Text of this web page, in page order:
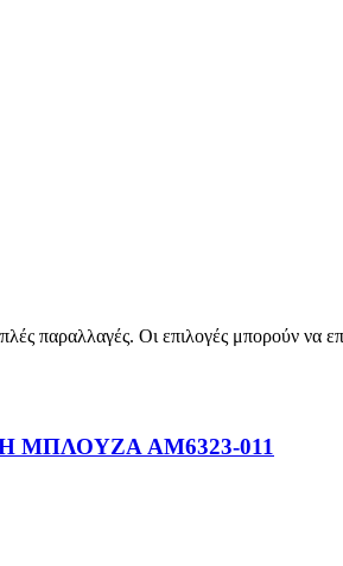
παραλλαγές. Οι επιλογές μπορούν να
ΜΠΛΟΥΖΑ AM6323-011